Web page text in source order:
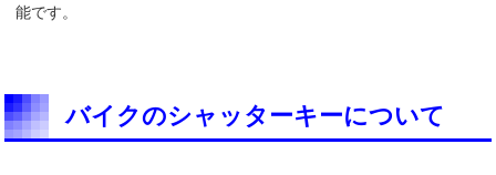
能です。
バイクのシャッターキーについて